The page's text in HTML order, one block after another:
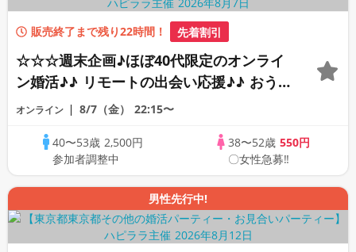
販売終了まで残り22時間！ 先着割引
☆☆☆週末企画♪ほぼ40代限定のオンライ
ン婚活♪♪ リモートの出会い応援♪♪ おう
ちで乾杯しませんか♪♪ ☆全国の方が対象
PARTY!!
オンライン 8/7（金） 22:15〜
40〜53歳 2,500円
参加者調整中
38〜52歳 550円
〇女性急募‼
男性先行中!